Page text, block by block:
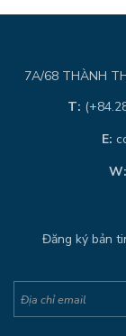
7A/68 THÀNH
T:
E:
W:
Đăng ký bản